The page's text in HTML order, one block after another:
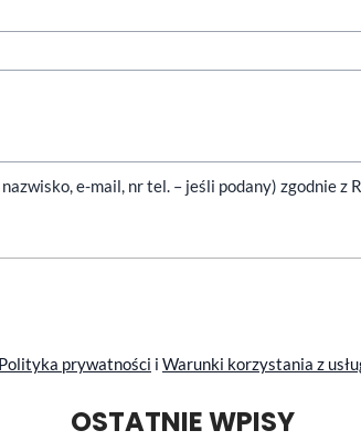
e-mail, nr tel. – jeśli podany) zgodnie
Polityka prywatności i Warunki korzystania z
OSTATNIE WPISY